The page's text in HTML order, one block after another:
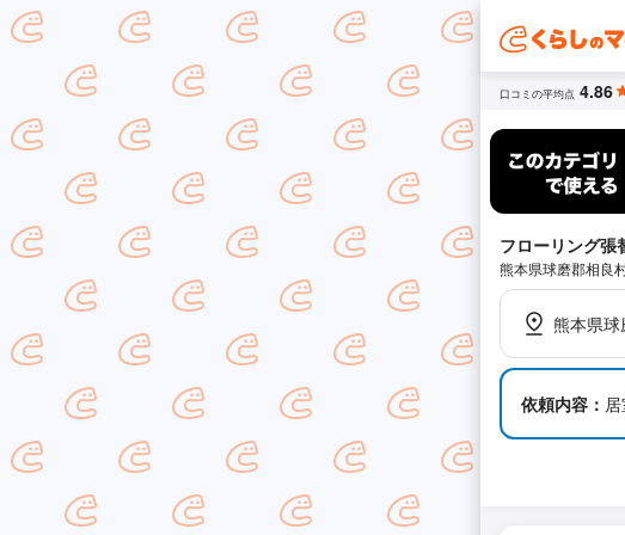
口コミの平均点 4.86
フローリング張
熊本県球磨郡相良
熊本県
依頼内容：